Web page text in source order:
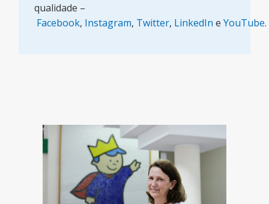
qualidade –
Facebook, Instagram, Twitter, LinkedIn eYouTube.